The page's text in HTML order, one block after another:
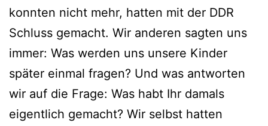
konnten nicht mehr, hatten mit der DDR
Schluss gemacht. Wir anderen sagten uns
immer: Was werden uns unsere Kinder
später einmal fragen? Und was antworten
wir auf die Frage: Was habt Ihr damals
eigentlich gemacht? Wir selbst hatten